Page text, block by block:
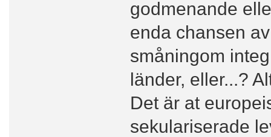
godmenande
enda chansen
småningom
länder, eller...?
Det är at
sekulariserade